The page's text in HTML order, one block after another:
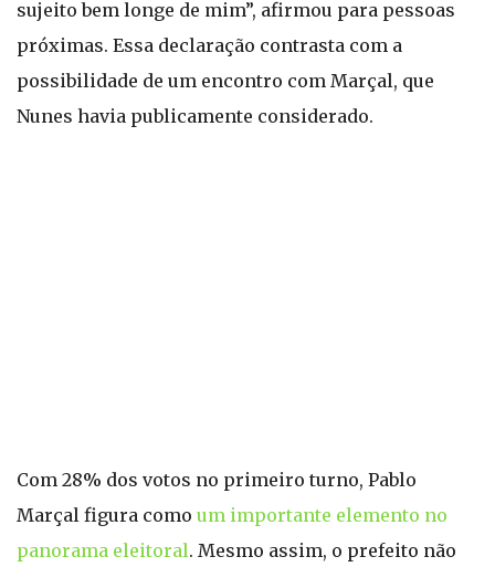
sujeito bem longe de mim”, afirmou para pessoas
próximas. Essa declaração contrasta com a
possibilidade de um encontro com Marçal, que
Nunes havia publicamente considerado.
Com 28% dos votos no primeiro turno, Pablo
Marçal figura como um importante elemento no
panorama eleitoral. Mesmo assim, o prefeito não